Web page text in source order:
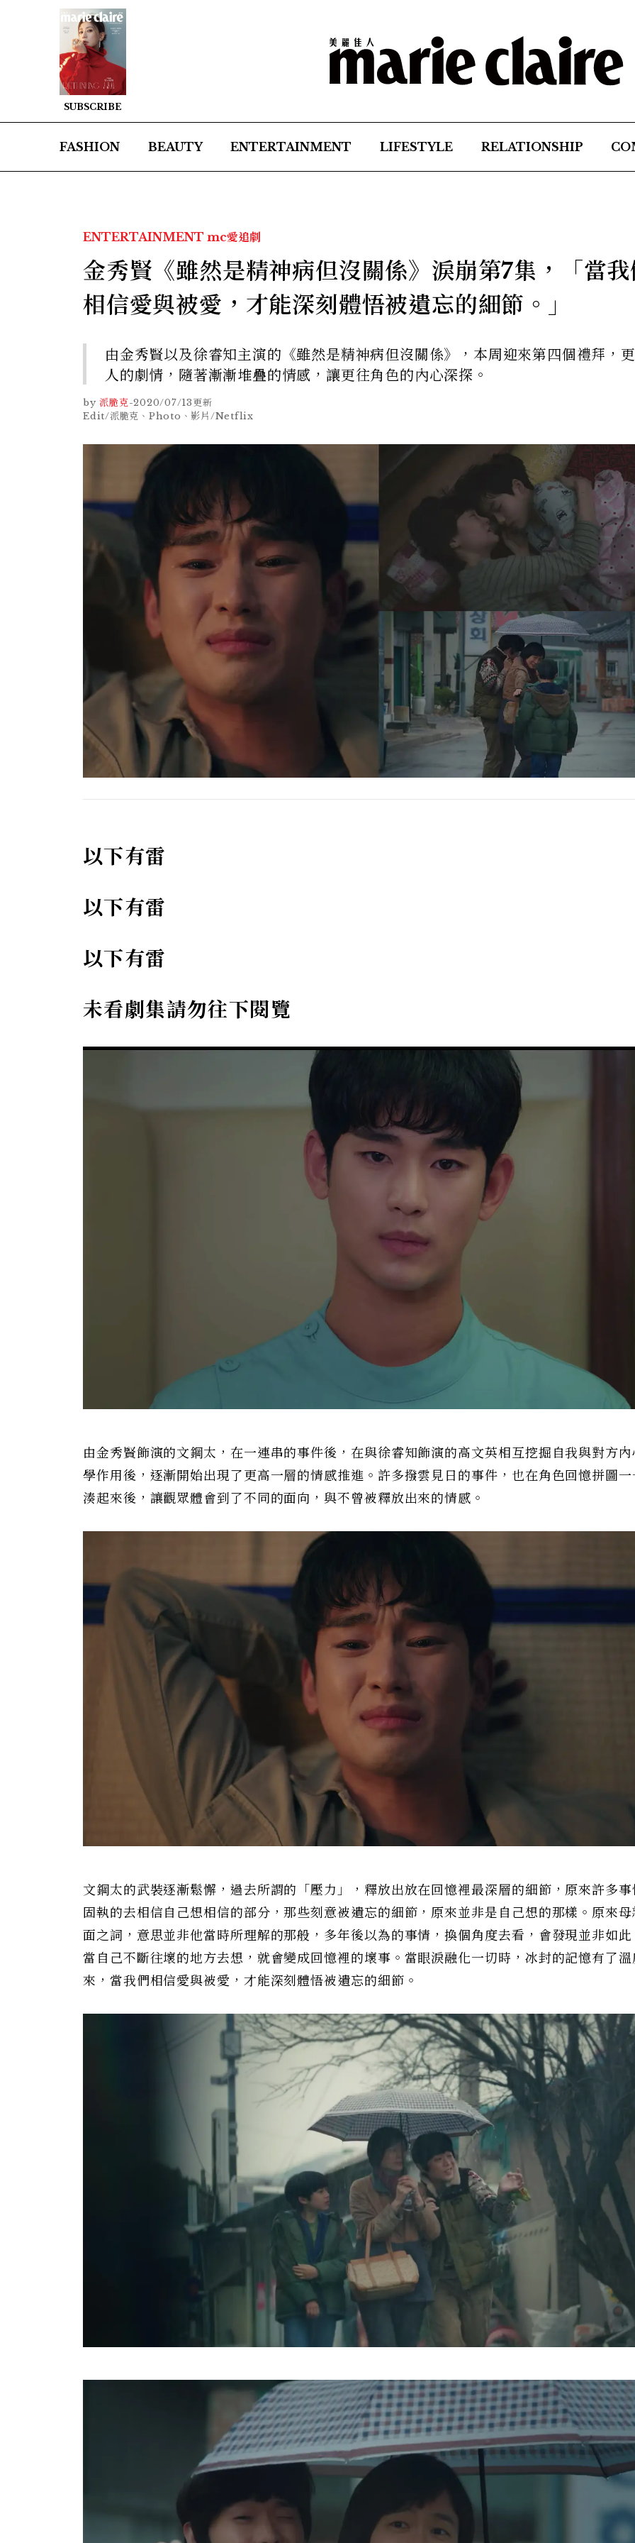
SUBSCRIBE
FASHION BEAUTY ENTERTAINMENT LIFESTYLE RELATIONSHIP
ENTERTAINMENT mc愛追劇
金秀賢《雖然是精神病但沒關係》淚崩第7集，「當
相信愛與被愛，才能深刻體悟被遺忘的細節。」
由金秀賢以及徐睿知主演的《雖然是精神病但沒關係》，本周迎來第四個禮拜，
人的劇情，隨著漸漸堆疊的情感，讓更往角色的內心深探。
by 派脆克-2020/07/13更新
Edit/派脆克、Photo、影片/Netflix
以下有雷
以下有雷
以下有雷
未看劇集請勿往下閱覽
由金秀賢飾演的文鋼太，在一連串的事件後，在與徐睿知飾演的高文英相互挖掘自我與對方
學作用後，逐漸開始出現了更高一層的情感推進。許多撥雲見日的事件，也在角色回憶拼圖
湊起來後，讓觀眾體會到了不同的面向，與不曾被釋放出來的情感。
文鋼太的武裝逐漸鬆懈，過去所謂的「壓力」，釋放出放在回憶裡最深層的細節，原來許多
固執的去相信自己想相信的部分，那些刻意被遺忘的細節，原來並非是自己想的那樣。原來
面之詞，意思並非他當時所理解的那般，多年後以為的事情，換個角度去看，會發現並非如
當自己不斷往壞的地方去想，就會變成回憶裡的壞事。當眼淚融化一切時，冰封的記憶有了
來，當我們相信愛與被愛，才能深刻體悟被遺忘的細節。